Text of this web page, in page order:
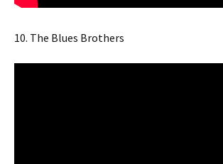
10. The Blues Brothers